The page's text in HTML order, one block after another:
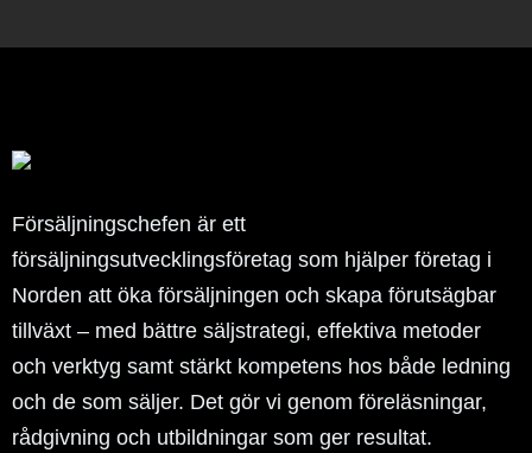
Försäljningschefen är ett
försäljningsutvecklingsföretag som hjälper företag i
Norden att öka försäljningen och skapa förutsägbar
tillväxt – med bättre säljstrategi, effektiva metoder
och verktyg samt stärkt kompetens hos både ledning
och de som säljer. Det gör vi genom föreläsningar,
rådgivning och utbildningar som ger resultat.